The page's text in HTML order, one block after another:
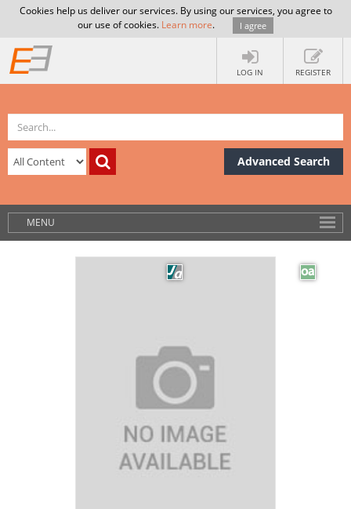
Cookies help us deliver our services. By using our services, you agree to
our use of cookies. Learn more. I agree
LOG IN REGISTER
Advanced Search
MENU